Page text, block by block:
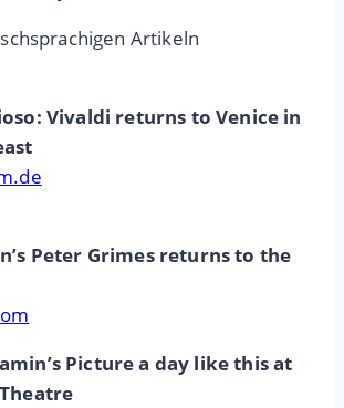
Artikeln
Vivaldi returns to Venice in
Peter Grimes returns to the
Picture a day like this at